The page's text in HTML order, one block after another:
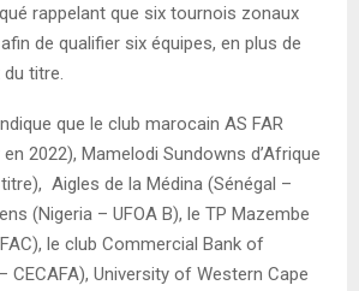
rappelant que six tournois zonaux
de qualifier six équipes, en plus de
du titre.
que le club marocain AS FAR
2022), Mamelodi Sundowns d’Afrique
Aigles de la Médina (Sénégal –
(Nigeria – UFOA B), le TP Mazembe
le club Commercial Bank of
CECAFA), University of Western Cape